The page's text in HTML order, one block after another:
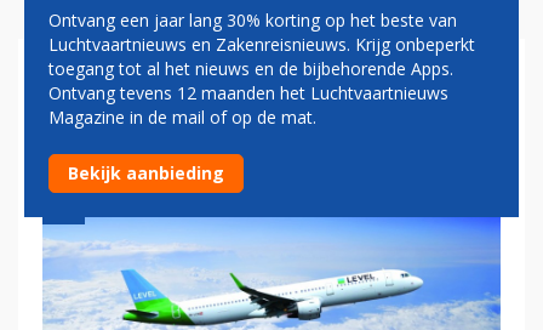
LEVEL VAN START MET
VLUCHTEN VANAF SCHIPHOL
Ontvang een jaar lang 30% korting op het beste van
Luchtvaartnieuws en Zakenreisnieuws. Krijg onbeperkt
toegang tot al het nieuws en de bijbehorende Apps.
Ontvang tevens 12 maanden het Luchtvaartnieuws
Magazine in de mail of op de mat.
Bekijk aanbieding